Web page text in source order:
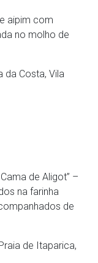
aipim com
no molho de
da Costa, Vila
de Aligot” –
na farinha
de
de Itaparica,